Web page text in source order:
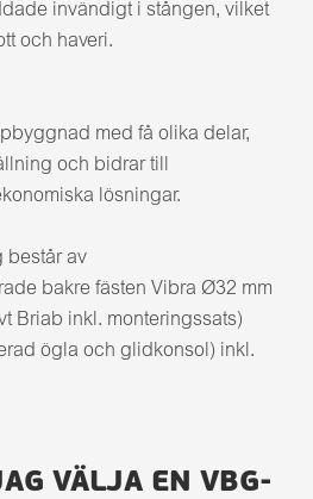
invändigt i stången, vilket
och haveri.
med få olika delar,
och bidrar till
lösningar.
består av
bakre fästen Vibra Ø32 mm
Briab inkl. monteringssats)
ögla och glidkonsol) inkl.
VÄLJA EN VBG-